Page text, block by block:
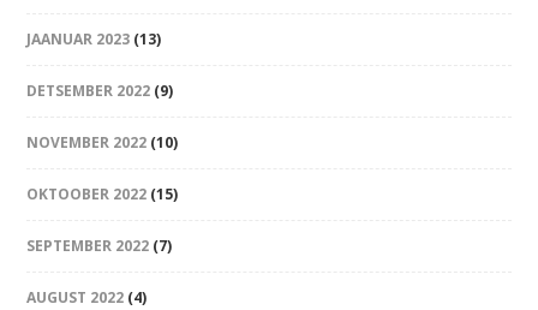
JAANUAR 2023 (13)
DETSEMBER 2022 (9)
NOVEMBER 2022 (10)
OKTOOBER 2022 (15)
SEPTEMBER 2022 (7)
AUGUST 2022 (4)